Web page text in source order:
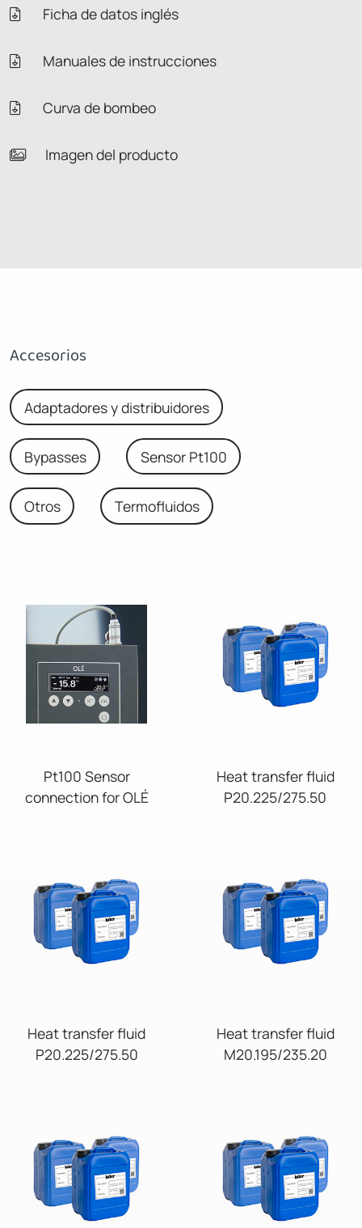
Ficha de datos inglés
Manuales de instrucciones
Curva de bombeo
Imagen del producto
Accesorios
Adaptadores y distribuidores
Bypasses Sensor Pt100
Otros Termofluidos
Pt100 Sensor
connection for OLÉ
Heat transfer fluid
P20.225/275.50
Heat transfer fluid
P20.225/275.50
Heat transfer fluid
M20.195/235.20